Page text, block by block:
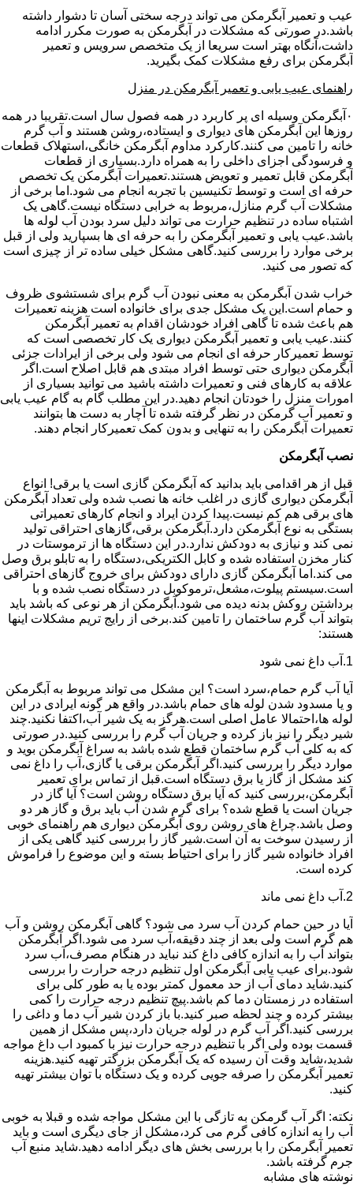
عیب و تعمیر آبگرمکن می تواند درجه سختی آسان تا دشوار داشته
باشد.در صورتی که مشکلات در آبگرمکن به صورت مکرر ادامه
داشت،آنگاه بهتر است سریعا از یک متخصص سرویس و تعمیر
آبگرمکن برای رفع مشکلات کمک بگیرید.
راهنمای عیب یابی و تعمیر آبگرمکن در منزل
۰آبگرمکن وسیله ای پر کاربرد در همه فصول سال است.تقریبا در همه
روزها این آبگرمکن های دیواری و ایستاده،روشن هستند و آب گرم
خانه را تامین می کنند.کارکرد مداوم آبگرمکن خانگی،استهلاک قطعات
و فرسودگی اجزای داخلی را به همراه دارد.بسیاری از قطعات
آبگرمکن قابل تعمیر و تعویض هستند.تعمیرات آبگرمکن یک تخصص
حرفه ای است و توسط تکنیسین با تجربه انجام می شود.اما برخی از
مشکلات آب گرم منازل،مربوط به خرابی دستگاه نیست.گاهی یک
اشتباه ساده در تنظیم حرارت می تواند دلیل سرد بودن آب لوله ها
باشد.عیب یابی و تعمیر آبگرمکن را به حرفه ای ها بسپارید ولی از قبل
برخی موارد را بررسی کنید.گاهی مشکل خیلی ساده تر از چیزی است
که تصور می کنید.
خراب شدن آبگرمکن به معنی نبودن آب گرم برای شستشوی ظروف
و حمام است.این یک مشکل جدی برای خانواده است هزینه تعمیرات
هم باعث شده تا گاهی افراد خودشان اقدام به تعمیر آبگرمکن
کنند.عیب یابی و تعمیر آبگرمکن دیواری یک کار تخصصی است که
توسط تعمیرکار حرفه ای انجام می شود ولی برخی از ایرادات جزئی
آبگرمکن دیواری حتی توسط افراد مبتدی هم قابل اصلاح است.اگر
علاقه به کارهای فنی و تعمیرات داشته باشید می توانید بسیاری از
امورات منزل را خودتان انجام دهید.در این مطلب گام به گام عیب یابی
و تعمیر آب گرمکن در نظر گرفته شده تا آچار به دست ها بتوانند
تعمیرات آبگرمکن را به تنهایی و بدون کمک تعمیرکار انجام دهند.
نصب آبگرمکن
قبل از هر اقدامی باید بدانید که آبگرمکن گازی است یا برقی! انواع
آبگرمکن دیواری گازی در اغلب خانه ها نصب شده ولی تعداد آبگرمکن
های برقی هم کم نیست.پیدا کردن ایراد و انجام کارهای تعمیراتی
بستگی به نوع آبگرمکن دارد.آبگرمکن برقی،گازهای احتراقی تولید
نمی کند و نیازی به دودکش ندارد.در این دستگاه ها از ترموستات در
کنار مخزن استفاده شده و کابل الکتریکی،دستگاه را به تابلو برق وصل
می کند.اما آبگرمکن گازی دارای دودکش برای خروج گازهای احتراقی
است.سیستم پیلوت،مشعل،ترموکوبل در دستگاه نصب شده و با
برداشتن روکش بدنه دیده می شود.آبگرمکن از هر نوعی که باشد باید
بتواند آب گرم ساختمان را تامین کند.برخی از رایج تریم مشکلات اینها
هستند:
1.آب داغ نمی شود
آیا آب گرم حمام،سرد است؟ این مشکل می تواند مربوط به آبگرمکن
و یا مسدود شدن لوله های حمام باشد.در واقع هر گونه ایرادی در این
لوله ها،احتمالا عامل اصلی است.هرگز به یک شیر آب،اکتفا نکنید.چند
شیر دیگر را نیز باز کرده و جریان آب گرم را بررسی کنید.در صورتی
که به کلی آب گرم ساختمان قطع شده باشد به سراغ آبگرمکن بوید و
موارد دیگر را بررسی کنید.اگر آبگرمکن برقی یا گازی،آب را داغ نمی
کند مشکل از گاز یا برق دستگاه است.قبل از تماس برای تعمیر
آبگرمکن،بررسی کنید که آیا برق دستگاه روشن است؟ آیا گاز در
جریان است یا قطع شده؟ برای گرم شدن آب باید برق و گاز هر دو
وصل باشد.چراغ های روشن روی آبگرمکن دیواری هم راهنمای خوبی
از رسیدن سوخت به آن است.شیر گاز را بررسی کنید گاهی یکی از
افراد خانواده شیر گاز را برای احتیاط بسته و این موضوع را فراموش
کرده است.
2.آب داغ نمی ماند
آیا در حین حمام کردن آب سرد می شود؟ گاهی آبگرمکن روشن و آب
هم گرم است ولی بعد از چند دقیقه،آب سرد می شود.اگر آبگرمکن
بتواند آب را به اندازه کافی داغ کند نباید در هنگام مصرف،آب سرد
شود.برای عیب یابی آبگرمکن اول تنظیم درجه حرارت را بررسی
کنید.شاید دمای آب از حد معمول کمتر بوده یا به طور کلی برای
استفاده در زمستان دما کم باشد.پیچ تنظیم درجه حرارت را کمی
بیشتر کرده و چند لحظه صبر کنید.با باز کردن شیر آب دما و داغی را
بررسی کنید.اگر آب گرم در لوله جریان دارد،پس مشکل از همین
قسمت بوده ولی اگر با تنظیم درجه حرارت نیز با کمبود اب داغ مواجه
شدید،شاید وقت آن رسیده که یک آبگرمکن بزرگتر تهیه کنید.هزینه
تعمیر آبگرمکن را صرفه جویی کرده و یک دستگاه با توان بیشتر تهیه
کنید.
نکته: اگر آب گرمکن به تازگی با این مشکل مواجه شده و قبلا به خوبی
آب را به اندازه کافی گرم می کرد،مشکل از جای دیگری است و باید
تعمیر آبگرمکن را با بررسی بخش های دیگر ادامه دهید.شاید منبع آب
جرم گرفته باشد.
نوشته های مشابه